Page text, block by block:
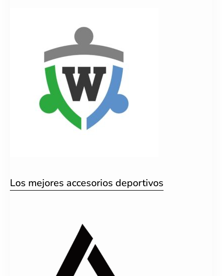
Los mejores accesorios deportivos